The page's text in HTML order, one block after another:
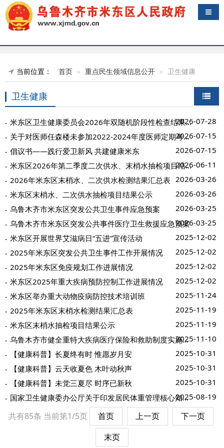
导航
当前位置： 首页 重点民生领域信息公开 卫生健康
卫生健康
2026-07-28
米东区卫生健康委员会2026年双随机阶段性检查结果公示（第二批）
2026-07-15
关于对医师任森楼未参加2022-2024年度医师定期考核责令暂停执业活动的公告
2026-07-15
倡议书——践行爱卫新风 共建健康米东
2026-06-11
米东区2026年第二季度二次供水、末梢水抽检项目结果公示
2026-03-26
2026年米东区末梢水、二次供水检测结果汇总表
2026-03-26
米东区末梢水、二次供水抽检项目结果公示
2026-03-25
乌鲁木齐市米东区突发公共卫生事件应急预案
2026-03-25
乌鲁木齐市米东区突发公共事件医疗卫生救援应急预案
2025-12-02
米东区开展世界艾滋病日“五进”宣传活动
2025-12-02
2025年米东区突发公共卫生事件工作开展情况
2025-12-02
2025年米东区免疫规划工作进展情况
2025-12-02
米东区2025年重大疾病预防控制工作进展情况
2025-11-24
米东区举办重大动物疫病防控技术培训班
2025-11-19
2025年米东区末梢水检测结果汇总表
2025-11-19
米东区末梢水抽检项目结果公示
2025-11-10
乌鲁木齐市健全重特大疾病医疗保险和救助制度实施细则
2025-10-31
【健康科普】长夏终有时 惟愿岁月安
2025-10-31
【健康科普】云天收夏色 木叶动秋声
2025-10-31
【健康科普】未觉三夏尽 时序已新秋
2025-08-19
国家卫生健康委办公厅关于印发居民体重管理核心知识（2024年版）的通知
共有85条 当前第1/5页 首页 上一页
下一页
末页